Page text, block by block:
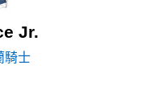
Jr.
騎士